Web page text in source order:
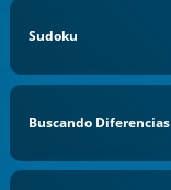
Sudoku
Buscando Diferencias